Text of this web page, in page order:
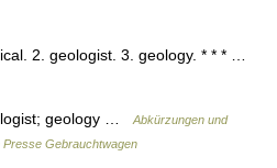
2. geologist. 3. geology. * * * …
geology …
Abkürzungen und
Gebrauchtwagen